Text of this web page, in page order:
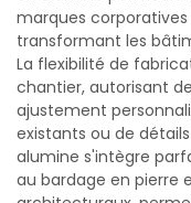
marques
transformant les
La flexibilité de
chantier, autorisant
ajustement
existants ou de
alumine s'intègre
au bardage en pierre